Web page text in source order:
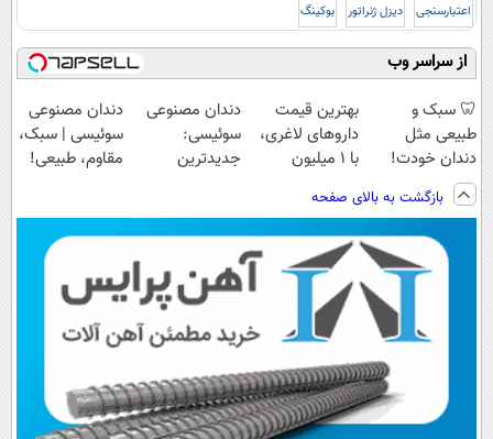
اعتبارسنجی دیزل ژنراتور بوکینگ
از سراسر وب
🦷 سبک و
طبیعی مثل
دندان خودت!
نصب آسان و
پرداخت اقساطی
💳 📍 تهران
بهترین قیمت
داروهای لاغری،
با ۱ میلیون
از داروخانه‌
دندان مصنوعی
سوئیسی:
جدیدترین
پرداخت قسطی
دندان مصنوعی
سوئیسی | سبک،
مقاوم، طبیعی!
اقساطی😍
بازگشت به بالای صفحه